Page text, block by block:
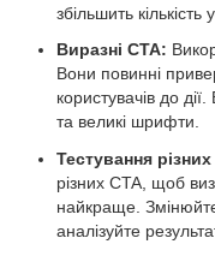
збільшить
Виразні CTA:
Вони повинні
користувачів до
та великі шрифти.
Тестування
різних CTA, щоб
найкраще.
аналізуйте